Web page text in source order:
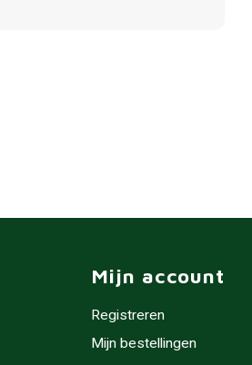
Mijn account
Registreren
Mijn bestellingen